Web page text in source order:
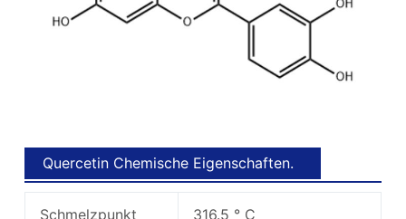
Quercetin Chemische Eigenschaften.
Schmelzpunkt 316.5 ° C